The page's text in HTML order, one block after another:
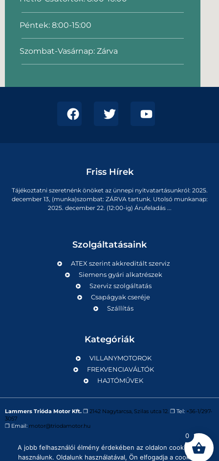
Péntek: 8:00-15:00
Szombat-Vasárnap: Zárva
Friss Hírek
Tájékoztatni szeretnénk önöket az ünnepi nyitvatartásunkról: 2025.
december 13, (munka)szombat: ZÁRVA tartunk. Utolsó munkanap:
2025. december 22. (12:00-ig) Árufeladás ...
Szolgáltatásaink
ATEX szerint akkreditált szerviz
Siemens gyári alkatrészek
Szerviz szolgáltatás
Csapágyak cseréje
Szállítás
Kategóriák
VILLANYMOTOROK
FREKVENCIAVÁLTÓK
HAJTÓMŰVEK
Lammers Trióda Motor Kft. ❒ 2142 Nagytarcsa, Szilas utca 12. ❒ Tel: +36-1/297-
3057
❒ Email: motor@triodamotor.hu
Powered byDigit-Now Kft.
0
A jobb felhasználói élmény érdekében az oldalon cookie-kat
használunk. Oldalunk használatával, Ön elfogadja a cookie-k